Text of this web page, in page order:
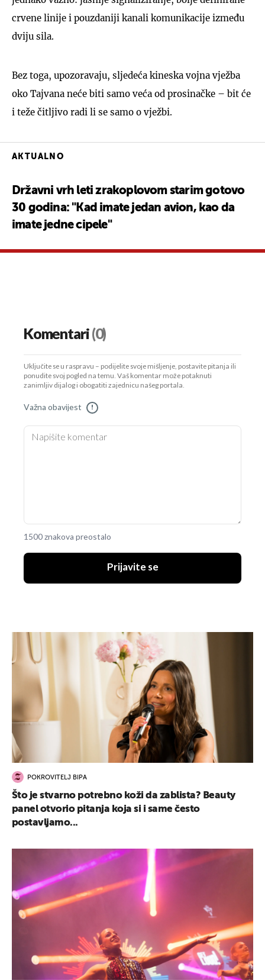
crvene linije i pouzdaniji kanali komunikacije između
dviju sila.
Bez toga, upozoravaju, sljedeća kineska vojna vježba
oko Tajvana neće biti samo veća od prosinačke – bit će
i teže čitljivo radi li se samo o vježbi.
AKTUALNO
Državni vrh leti zrakoplovom starim gotovo
30 godina: "Kad imate jedan avion, kao da
imate jedne cipele"
Komentari(0)
Uključite se u raspravu – podijelite svoje mišljenje, postavite pitanja ili
ponudite svoj pogled na temu. Vaš komentar može potaknuti
zanimljiv dijalog i obogatiti zajednicu našeg portala.
Važna obavijest !
1500 znakova preostalo
Prijavite se
POKROVITELJ BIPA
Što je stvarno potrebno koži da zablista? Beauty
panel otvorio pitanja koja si i same često
postavljamo...
UKLJUČITE NOTIFIKACIJE